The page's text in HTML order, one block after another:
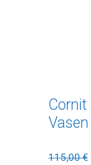
Vasen
115,00€